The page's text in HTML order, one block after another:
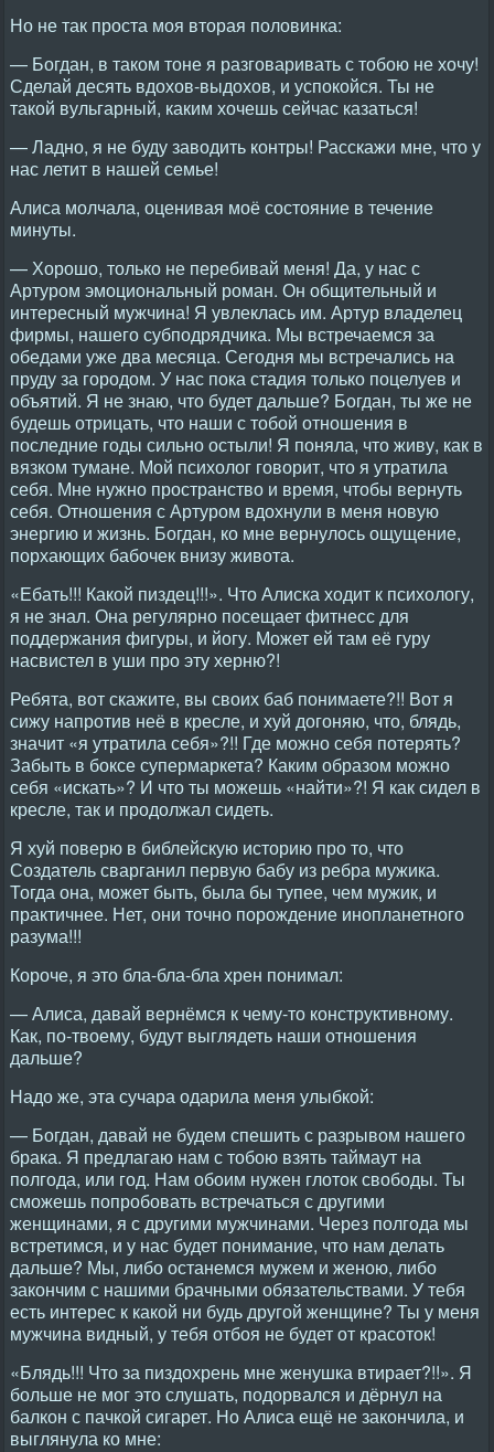
Но не так проста моя вторая половинка:
— Богдан, в таком тоне я разговаривать с тобою не хочу!
Сделай десять вдохов-выдохов, и успокойся. Ты не
такой вульгарный, каким хочешь сейчас казаться!
— Ладно, я не буду заводить контры! Расскажи мне, что у
нас летит в нашей семье!
Алиса молчала, оценивая моё состояние в течение
минуты.
— Хорошо, только не перебивай меня! Да, у нас с
Артуром эмоциональный роман. Он общительный и
интересный мужчина! Я увлеклась им. Артур владелец
фирмы, нашего субподрядчика. Мы встречаемся за
обедами уже два месяца. Сегодня мы встречались на
пруду за городом. У нас пока стадия только поцелуев и
объятий. Я не знаю, что будет дальше? Богдан, ты же не
будешь отрицать, что наши с тобой отношения в
последние годы сильно остыли! Я поняла, что живу, как в
вязком тумане. Мой психолог говорит, что я утратила
себя. Мне нужно пространство и время, чтобы вернуть
себя. Отношения с Артуром вдохнули в меня новую
энергию и жизнь. Богдан, ко мне вернулось ощущение,
порхающих бабочек внизу живота.
«Ебать!!! Какой пиздец!!!». Что Алиска ходит к психологу,
я не знал. Она регулярно посещает фитнесс для
поддержания фигуры, и йогу. Может ей там её гуру
насвистел в уши про эту херню?!
Ребята, вот скажите, вы своих баб понимаете?!! Вот я
сижу напротив неё в кресле, и хуй догоняю, что, блядь,
значит «я утратила себя»?!! Где можно себя потерять?
Забыть в боксе супермаркета? Каким образом можно
себя «искать»? И что ты можешь «найти»?! Я как сидел в
кресле, так и продолжал сидеть.
Я хуй поверю в библейскую историю про то, что
Создатель сварганил первую бабу из ребра мужика.
Тогда она, может быть, была бы тупее, чем мужик, и
практичнее. Нет, они точно порождение инопланетного
разума!!!
Короче, я это бла-бла-бла хрен понимал:
— Алиса, давай вернёмся к чему-то конструктивному.
Как, по-твоему, будут выглядеть наши отношения
дальше?
Надо же, эта сучара одарила меня улыбкой:
— Богдан, давай не будем спешить с разрывом нашего
брака. Я предлагаю нам с тобою взять таймаут на
полгода, или год. Нам обоим нужен глоток свободы. Ты
сможешь попробовать встречаться с другими
женщинами, я с другими мужчинами. Через полгода мы
встретимся, и у нас будет понимание, что нам делать
дальше? Мы, либо останемся мужем и женою, либо
закончим с нашими брачными обязательствами. У тебя
есть интерес к какой ни будь другой женщине? Ты у меня
мужчина видный, у тебя отбоя не будет от красоток!
«Блядь!!! Что за пиздохрень мне женушка втирает?!!». Я
больше не мог это слушать, подорвался и дёрнул на
балкон с пачкой сигарет. Но Алиса ещё не закончила, и
выглянула ко мне: